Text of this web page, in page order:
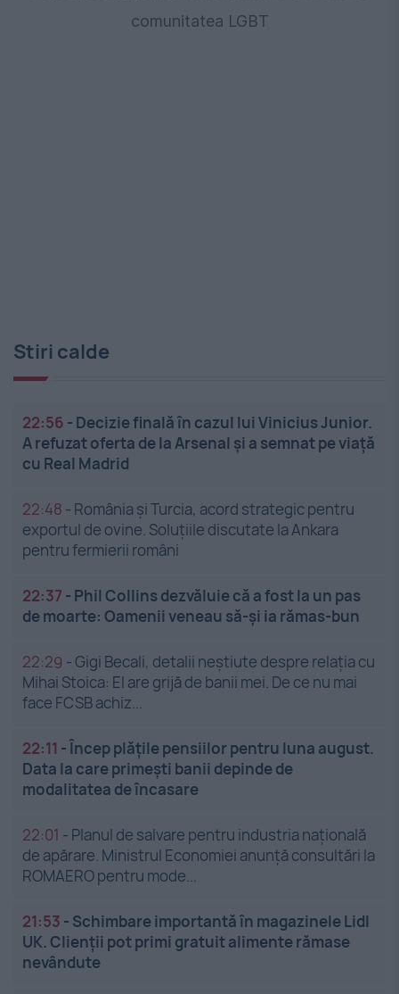
comunitatea LGBT
Stiri calde
22:56 - Decizie finală în cazul lui Vinicius Junior.
A refuzat oferta de la Arsenal și a semnat pe viață
cu Real Madrid
22:48 - România și Turcia, acord strategic pentru
exportul de ovine. Soluțiile discutate la Ankara
pentru fermierii români
22:37 - Phil Collins dezvăluie că a fost la un pas
de moarte: Oamenii veneau să-și ia rămas-bun
22:29 -Gigi Becali, detalii neștiute despre relația cu
Mihai Stoica: El are grijă de banii mei. De ce nu mai
face FCSB achiz...
22:11 -Încep plățile pensiilor pentru luna august.
Data la care primești banii depinde de
modalitatea de încasare
22:01 - Planul de salvare pentru industria națională
de apărare. Ministrul Economiei anunță consultări la
ROMAERO pentru mode...
21:53 - Schimbare importantă în magazinele Lidl
UK. Clienții pot primi gratuit alimente rămase
nevândute